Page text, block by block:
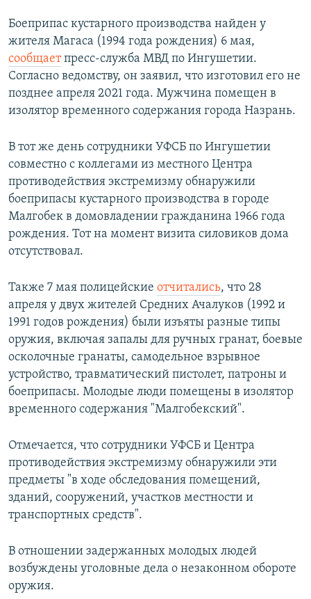
Боеприпас кустарного производства найден у
жителя Магаса (1994 года рождения) 6 мая,
сообщаетпресс-служба МВД по Ингушетии.
Согласно ведомству, он заявил, что изготовил его не
позднее апреля 2021 года. Мужчина помещен в
изолятор временного содержания города Назрань.
В тот же день сотрудники УФСБ по Ингушетии
совместно с коллегами из местного Центра
противодействия экстремизму обнаружили
боеприпасы кустарного производства в городе
Малгобек в домовладении гражданина 1966 года
рождения. Тот на момент визита силовиков дома
отсутствовал.
Также 7 мая полицейские отчитались, что 28
апреля у двух жителей Средних Ачалуков (1992 и
1991 годов рождения) были изъяты разные типы
оружия, включая запалы для ручных гранат, боевые
осколочные гранаты, самодельное взрывное
устройство, травматический пистолет, патроны и
боеприпасы. Молодые люди помещены в изолятор
временного содержания "Малгобекский".
Отмечается, что сотрудники УФСБ и Центра
противодействия экстремизму обнаружили эти
предметы "в ходе обследования помещений,
зданий, сооружений, участков местности и
транспортных средств".
В отношении задержанных молодых людей
возбуждены уголовные дела о незаконном обороте
оружия.